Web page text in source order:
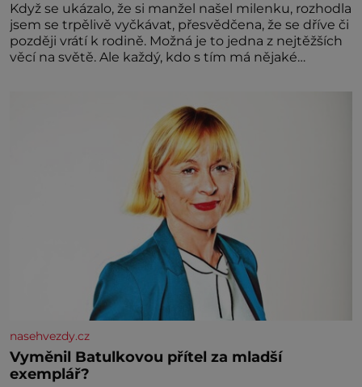
Když se ukázalo, že si manžel našel milenku, rozhodla
jsem se trpělivě vyčkávat, přesvědčena, že se dříve či
později vrátí k rodině. Možná je to jedna z nejtěžších
věcí na světě. Ale každý, kdo s tím má nějaké
nasehvezdy.cz
Vyměnil Batulkovou přítel za mladší
exemplář?